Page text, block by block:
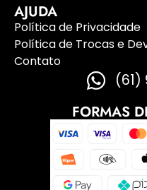
AJUDA
Política de Privacidade
Política de Trocas e
Contato
(61)
FORMAS